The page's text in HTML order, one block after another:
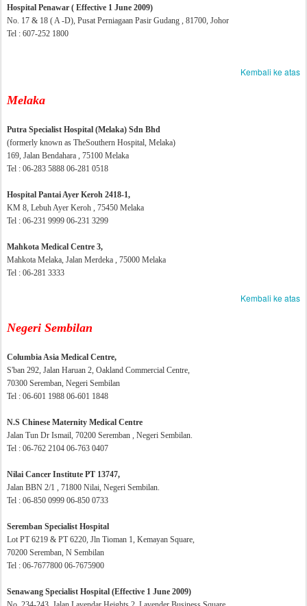
Hospital Penawar ( Effective 1 June 2009)
No. 17 & 18 ( A -D), Pusat Perniagaan Pasir Gudang , 81700, Johor
Tel : 607-252 1800
Kembali ke atas
Melaka
Putra Specialist Hospital (Melaka) Sdn Bhd
(formerly known as TheSouthern Hospital, Melaka)
169, Jalan Bendahara , 75100 Melaka
Tel : 06-283 5888 06-281 0518
Hospital Pantai Ayer Keroh 2418-1,
KM 8, Lebuh Ayer Keroh , 75450 Melaka
Tel : 06-231 9999 06-231 3299
Mahkota Medical Centre 3,
Mahkota Melaka, Jalan Merdeka , 75000 Melaka
Tel : 06-281 3333
Kembali ke atas
Negeri Sembilan
Columbia Asia Medical Centre,
S'ban 292, Jalan Haruan 2, Oakland Commercial Centre,
70300 Seremban, Negeri Sembilan
Tel : 06-601 1988 06-601 1848
N.S Chinese Maternity Medical Centre
Jalan Tun Dr Ismail, 70200 Seremban , Negeri Sembilan.
Tel : 06-762 2104 06-763 0407
Nilai Cancer Institute PT 13747,
Jalan BBN 2/1 , 71800 Nilai, Negeri Sembilan.
Tel : 06-850 0999 06-850 0733
Seremban Specialist Hospital
Lot PT 6219 & PT 6220, Jln Tioman 1, Kemayan Square,
70200 Seremban, N Sembilan
Tel : 06-7677800 06-7675900
Senawang Specialist Hospital (Effective 1 June 2009)